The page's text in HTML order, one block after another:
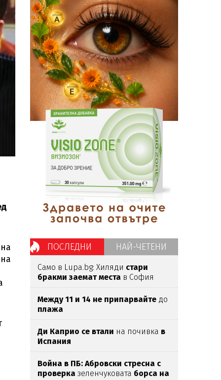
ПОСЛЕДНИ НАЙ-ЧЕТЕНИ
Само в Lupa.bg: Хиляди стари
бракми заемат места в София
Между 11 и 14 не припарвайте до
плажа
Ди Каприо се втали на почивка в
Испания
Война в ПБ: Абровски стресна с
проверка зеленчуковата борса на